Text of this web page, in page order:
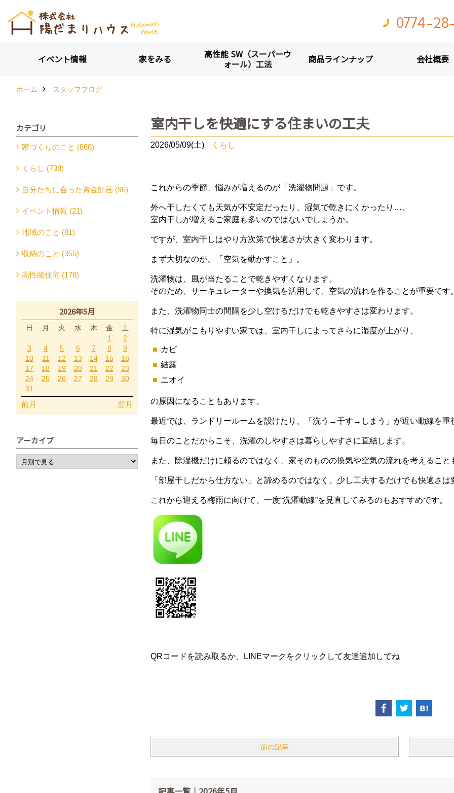
0774-
イベント情報 家をみる
高性能 SW（スーパーウ
ォール）工法
商品ラインナップ 会社概要
ホーム スタッフブログ
室内干しを快適にする住まいの工夫
2026/05/09(土) くらし
これからの季節、悩みが増えるのが「洗濯物問題」です。
外へ干したくても天気が不安定だったり、湿気で乾きにくかったり…。
室内干しが増えるご家庭も多いのではないでしょうか。
ですが、室内干しはやり方次第で快適さが大きく変わります。
まず大切なのが、「空気を動かすこと」。
洗濯物は、風が当たることで乾きやすくなります。
そのため、サーキュレーターや換気を活用して、空気の流れを作ることが重要です
また、洗濯物同士の間隔を少し空けるだけでも乾きやすさは変わります。
特に湿気がこもりやすい家では、室内干しによってさらに湿度が上がり、
カビ
結露
ニオイ
の原因になることもあります。
最近では、ランドリールームを設けたり、「洗う→干す→しまう」が近い動線を重
毎日のことだからこそ、洗濯のしやすさは暮らしやすさに直結します。
また、除湿機だけに頼るのではなく、家そのものの換気や空気の流れを考えること
「部屋干しだから仕方ない」と諦めるのではなく、少し工夫するだけでも快適さ
これから迎える梅雨に向けて、一度“洗濯動線”を見直してみるのもおすすめです。
QRコードを読み取るか、LINEマークをクリックして友達追加してね
前の記事
カテゴリ
家づくりのこと (868)
くらし (738)
自分たちに合った資金計画 (96)
イベント情報 (21)
地域のこと (81)
収納のこと (355)
高性能住宅 (178)
2026年5月
日 月 火 水 木 金
土
1
2
3
4 5 6 7 8
9
10
11 12 13 14 15
16
17
18 19 20 21 22
23
24
25 26 27 28 29
30
31
前月 翌月
アーカイブ